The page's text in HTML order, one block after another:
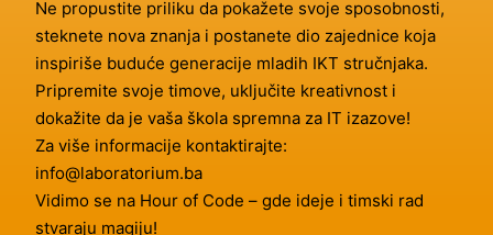
Ne propustite priliku da pokažete svoje sposobnosti,
steknete nova znanja i postanete dio zajednice koja
inspiriše buduće generacije mladih IKT stručnjaka.
Pripremite svoje timove, uključite kreativnost i
dokažite da je vaša škola spremna za IT izazove!
Za više informacije kontaktirajte:
info@laboratorium.ba
Vidimo se na Hour of Code – gde ideje i timski rad
stvaraju magiju!